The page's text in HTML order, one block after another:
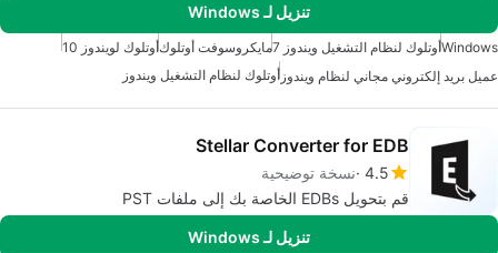
تنزيل لـ Windows
Windowsأوتلوك لنظام التشغيل ويندوز 7 مايكروسوفت أوتلوكأوتلوك لويندوز 10
عميل بريد إلكتروني مجاني لنظام ويندوز أوتلوك لنظام التشغيل ويندوز
Stellar Converter for EDB
4.5 نسخة توضيحية
قم بتحويل EDBs الخاصة بك إلى ملفات PST
تنزيل لـ Windows